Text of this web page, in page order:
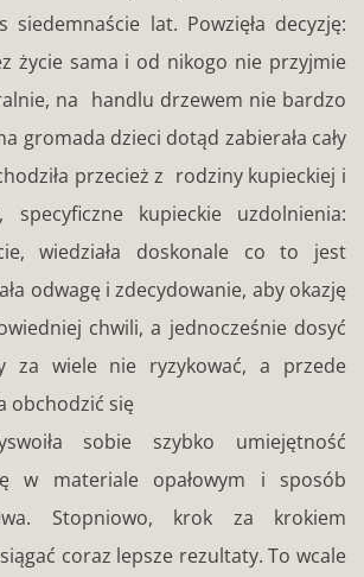
siedemnaście lat. Powzięła decyzję:
życie sama i od nikogo nie przyjmie
na handlu drzewem nie bardzo
gromada dzieci dotąd zabierała cały
przecież z rodziny kupieckiej i
specyficzne kupieckie uzdolnienia:
wiedziała doskonale co to jest
odwagę i zdecydowanie, aby okazję
chwili, a jednocześnie dosyć
za wiele nie ryzykować, a przede
obchodzić się
sobie szybko umiejętność
w materiale opałowym i sposób
Stopniowo, krok za krokiem
coraz lepsze rezultaty. To wcale